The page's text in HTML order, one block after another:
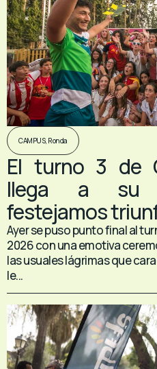
CAMPUS, Ronda
El turno 3 de
llega a su
festejamos
Ayer se puso punto final al
2026 con una emotiva
las usuales lágrimas que
le...